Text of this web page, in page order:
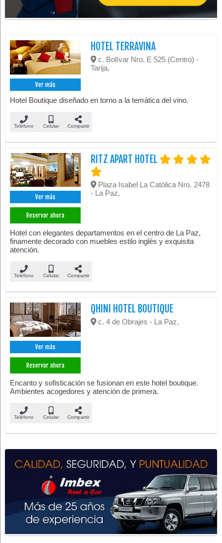
Ver más
HOTEL TERRAVINA
c. Bolívar Nro. E 525 (Centro) -
Tarija,
Hotel Boutique diseñado en torno a la temática del vino.
Teléfono Celular Compartir
Ver más
Reservar ahora
RITZ APART HOTEL
Plaza Isabel La Católica Nro. 2478
- La Paz,
Hotel con elegantes departamentos en el centro de La Paz,
finamente decorado con muebles estilo inglés y exquisita
atención.
Teléfono Celular Compartir
Ver más
Reservar ahora
QHINI HOTEL BOUTIQUE
c. 4 de Obrajes - La Paz,
Encanto y sofisticación se fusionan en este hotel boutique.
Ambientes acogedores y atención de primera.
Teléfono Celular Compartir